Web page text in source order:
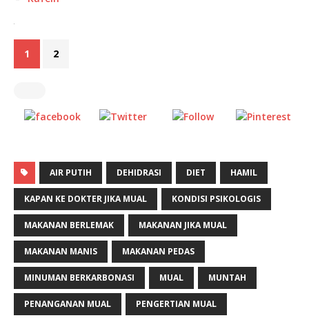
1 2
AIR PUTIH DEHIDRASI DIET HAMIL
KAPAN KE DOKTER JIKA MUAL KONDISI PSIKOLOGIS
MAKANAN BERLEMAK MAKANAN JIKA MUAL
MAKANAN MANIS MAKANAN PEDAS
MINUMAN BERKARBONASI MUAL MUNTAH
PENANGANAN MUAL PENGERTIAN MUAL